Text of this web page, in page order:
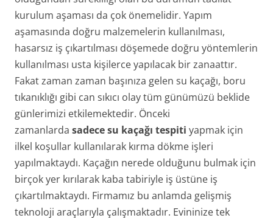
kurulum aşaması da çok önemelidir. Yapım
aşamasında doğru malzemelerin kullanılması,
hasarsız iş çıkartılması döşemede doğru yöntemlerin
kullanılması usta kişilerce yapılacak bir zanaattır.
Fakat zaman zaman başınıza gelen su kaçağı, boru
tıkanıklığı gibi can sıkıcı olay tüm günümüzü beklide
günlerimizi etkilemektedir. Önceki
zamanlarda sadece su kaçağı tespiti yapmak için
ilkel koşullar kullanılarak kırma dökme işleri
yapılmaktaydı. Kaçağın nerede olduğunu bulmak için
birçok yer kırılarak kaba tabiriyle iş üstüne iş
çıkartılmaktaydı. Firmamız bu anlamda gelişmiş
teknoloji araçlarıyla çalışmaktadır. Evininize tek